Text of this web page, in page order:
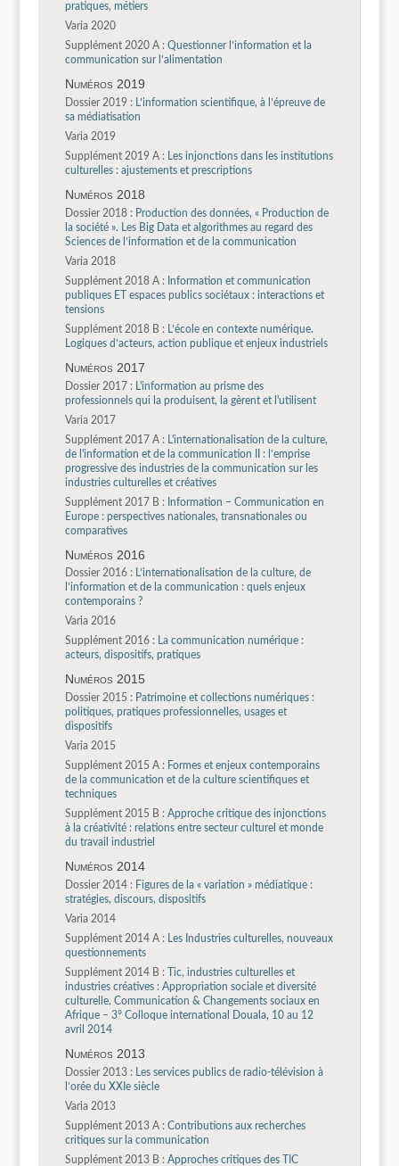
pratiques, métiers
Varia 2020
Supplément 2020 A : Questionner l’information et la
communication sur l’alimentation
Numéros 2019
Dossier 2019 : L’information scientifique, à l’épreuve de
sa médiatisation
Varia 2019
Supplément 2019 A : Les injonctions dans les institutions
culturelles : ajustements et prescriptions
Numéros 2018
Dossier 2018 : Production des données, « Production de
la société ». Les Big Data et algorithmes au regard des
Sciences de l’information et de la communication
Varia 2018
Supplément 2018 A : Information et communication
publiques ET espaces publics sociétaux : interactions et
tensions
Supplément 2018 B : L’école en contexte numérique.
Logiques d’acteurs, action publique et enjeux industriels
Numéros 2017
Dossier 2017 : L'information au prisme des
professionnels qui la produisent, la gèrent et l'utilisent
Varia 2017
Supplément 2017 A : L'internationalisation de la culture,
de l'information et de la communication II : l’emprise
progressive des industries de la communication sur les
industries culturelles et créatives
Supplément 2017 B : Information – Communication en
Europe : perspectives nationales, transnationales ou
comparatives
Numéros 2016
Dossier 2016 : L’internationalisation de la culture, de
l’information et de la communication : quels enjeux
contemporains ?
Varia 2016
Supplément 2016 : La communication numérique :
acteurs, dispositifs, pratiques
Numéros 2015
Dossier 2015 : Patrimoine et collections numériques :
politiques, pratiques professionnelles, usages et
dispositifs
Varia 2015
Supplément 2015 A : Formes et enjeux contemporains
de la communication et de la culture scientifiques et
techniques
Supplément 2015 B : Approche critique des injonctions
à la créativité : relations entre secteur culturel et monde
du travail industriel
Numéros 2014
Dossier 2014 : Figures de la « variation » médiatique :
stratégies, discours, dispositifs
Varia 2014
Supplément 2014 A : Les Industries culturelles, nouveaux
questionnements
Supplément 2014 B : Tic, industries culturelles et
industries créatives : Appropriation sociale et diversité
culturelle. Communication & Changements sociaux en
Afrique – 3° Colloque international Douala, 10 au 12
avril 2014
Numéros 2013
Dossier 2013 : Les services publics de radio-télévision à
l’orée du XXIe siècle
Varia 2013
Supplément 2013 A : Contributions aux recherches
critiques sur la communication
Supplément 2013 B : Approches critiques des TIC